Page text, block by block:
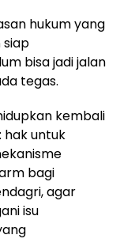
hukum yang
bisa jadi jalan
tegas.
kembali
hak untuk
bagi
agar
isu